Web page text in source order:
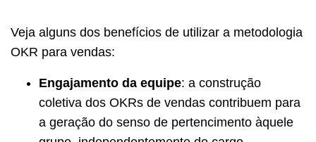
Veja alguns dos benefícios de utilizar a metodologia
OKR para vendas:
Engajamento da equipe: a construção
coletiva dos OKRs de vendas contribuem para
a geração do senso de pertencimento àquele